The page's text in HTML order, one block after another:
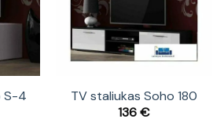
S-4
TV staliukas Soho 180
136€